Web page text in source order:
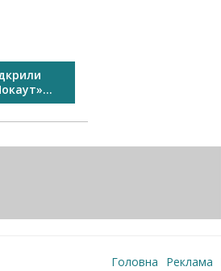
Головна Реклама